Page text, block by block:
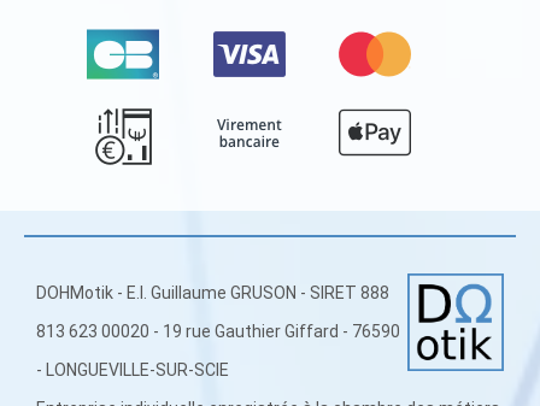
DOHMotik - E.I. Guillaume GRUSON - SIRET 888
813 623 00020 - 19 rue Gauthier Giffard - 76590
- LONGUEVILLE-SUR-SCIE